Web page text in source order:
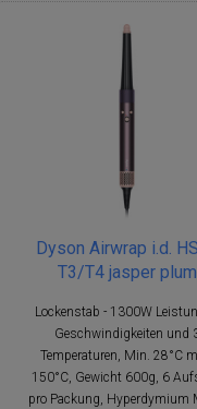
Dyson Airwrap i.d.
T3/T4 jasper plum
Lockenstab - 1300W
Geschwindigkeiten und
Temperaturen, Min. 28°C
150°C, Gewicht 600g, 6
pro Packung, Hyperdymium